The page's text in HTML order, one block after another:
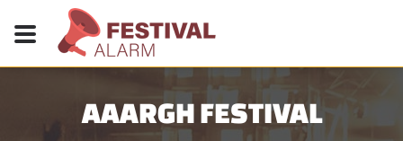
AAARGH FESTIVAL